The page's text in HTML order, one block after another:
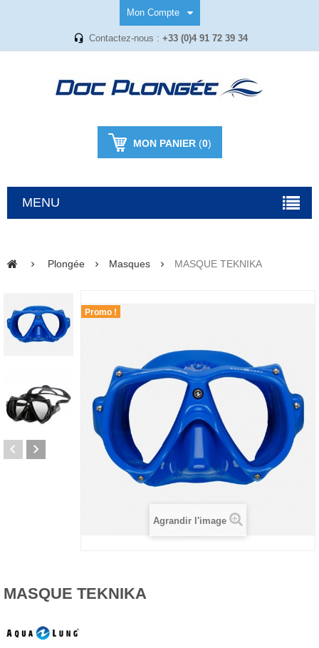
Mon Compte
Contactez-nous : +33 (0)4 91 72 39 34
MON PANIER(0)
MENU
Plongée Masques MASQUE TEKNIKA
Promo !
Agrandir l'image
MASQUE TEKNIKA